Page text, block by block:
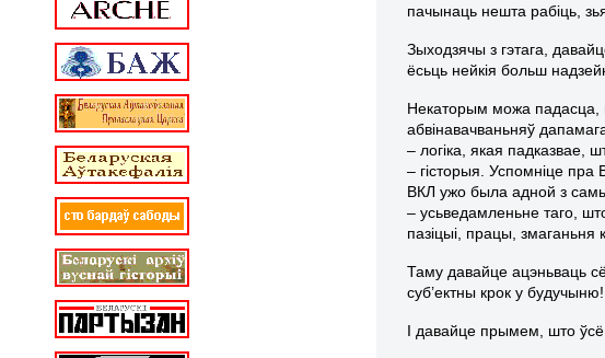
пачынаць нешта рабіць,
Зыходзячы з гэтага,
ёсьць нейкія больш
Некаторым можа падасца,
абвінавачваньняў
– логіка, якая падказвае,
– гісторыя. Успомніце пра
ВКЛ ужо была адной з
– усьведамленьне таго,
пазіцыі, працы, змаганьня
Таму давайце ацэньваць
суб’ектны крок у будучыню!
І давайце прымем, што